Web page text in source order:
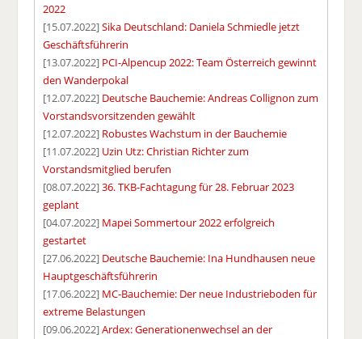
2022
[15.07.2022]Sika Deutschland: Daniela Schmiedle jetzt
Geschäftsführerin
[13.07.2022] PCI-Alpencup 2022: Team Österreich gewinnt
den Wanderpokal
[12.07.2022] Deutsche Bauchemie: Andreas Collignon zum
Vorstandsvorsitzenden gewählt
[12.07.2022] Robustes Wachstum in der Bauchemie
[11.07.2022] Uzin Utz: Christian Richter zum
Vorstandsmitglied berufen
[08.07.2022]36. TKB-Fachtagung für 28. Februar 2023
geplant
[04.07.2022] Mapei Sommertour 2022 erfolgreich
gestartet
[27.06.2022] Deutsche Bauchemie: Ina Hundhausen neue
Hauptgeschäftsführerin
[17.06.2022] MC-Bauchemie: Der neue Industrieboden für
extreme Belastungen
[09.06.2022]Ardex: Generationenwechsel an der